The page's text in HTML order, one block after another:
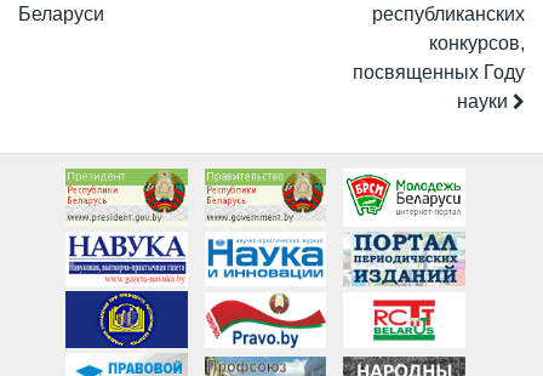
Беларуси
республиканских
конкурсов,
посвященных Году
науки